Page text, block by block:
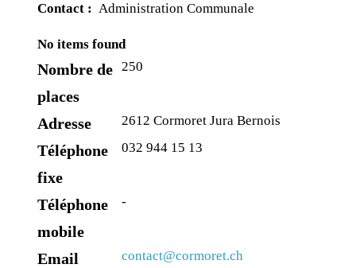
Contact : Administration Communale
No items found
Nombre de
places
250
Adresse 2612 Cormoret Jura Bernois
Téléphone
fixe
032 944 15 13
Téléphone
mobile
-
Email contact@cormoret.ch